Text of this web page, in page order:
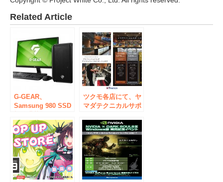
Related Article
G-GEAR、
Samsung 980 SSD
トゲーミングパソコ
ンを発売
ツクモ各店にて、ヤ
マダテクニカルサポ
取り扱い、新規会員
の受付を開始いたし
ます。